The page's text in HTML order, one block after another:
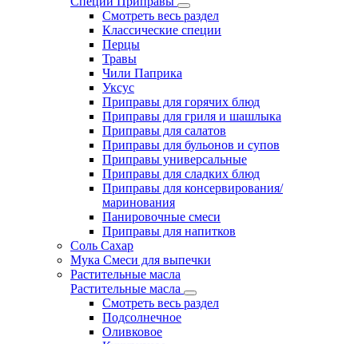
Смотреть весь раздел
Классические специи
Перцы
Травы
Чили Паприка
Уксус
Приправы для горячих блюд
Приправы для гриля и шашлыка
Приправы для салатов
Приправы для бульонов и супов
Приправы универсальные
Приправы для сладких блюд
Приправы для консервирования/
маринования
Панировочные смеси
Приправы для напитков
Соль Сахар
Мука Смеси для выпечки
Растительные масла
Растительные масла
Смотреть весь раздел
Подсолнечное
Оливковое